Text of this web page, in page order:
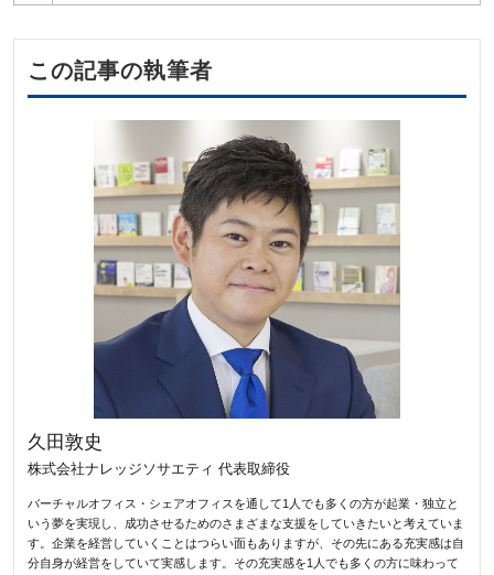
この記事の執筆者
久田敦史
株式会社ナレッジソサエティ 代表取締役
バーチャルオフィス・シェアオフィスを通して1人でも多くの方が起業・独立と
いう夢を実現し、成功させるためのさまざまな支援をしていきたいと考えていま
す。企業を経営していくことはつらい面もありますが、その先にある充実感は自
分自身が経営をしていて実感します。その充実感を1人でも多くの方に味わって